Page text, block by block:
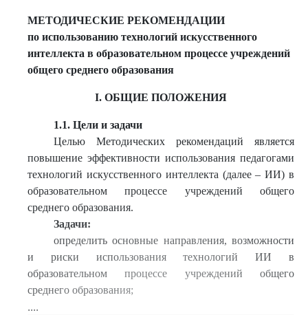
МЕТОДИЧЕСКИЕ РЕКОМЕНДАЦИИ
по использованию технологий искусственного
интеллекта в образовательном процессе учреждений
общего среднего образования
I. ОБЩИЕ ПОЛОЖЕНИЯ
1.1. Цели и задачи
Целью Методических рекомендаций является
повышение эффективности использования педагогами
технологий искусственного интеллекта (далее – ИИ) в
образовательном процессе учреждений общего
среднего образования.
Задачи:
определить основные направления, возможности
и риски использования технологий ИИ в
образовательном процессе учреждений общего
среднего образования;
....